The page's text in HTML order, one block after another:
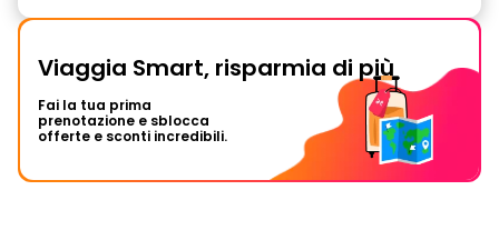
Viaggia Smart, risparmia di più
Fai la tua prima
prenotazione e sblocca
offerte e sconti incredibili.